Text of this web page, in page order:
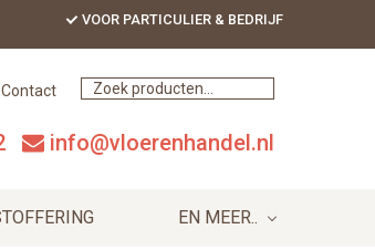
VOOR PARTICULIER & BEDRIJF
Contact
info@vloerenhandel.nl
EN MEER..